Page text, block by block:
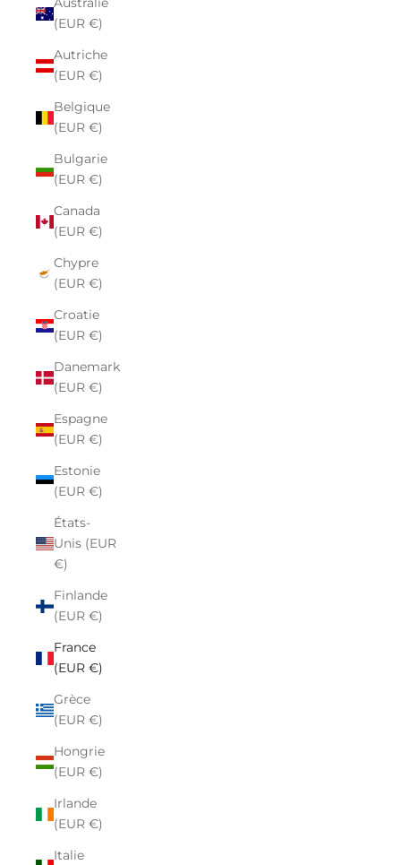
(EUR €)
Autriche
(EUR €)
Belgique
(EUR €)
Bulgarie
(EUR €)
Canada
(EUR €)
Chypre
(EUR €)
Croatie
(EUR €)
Danemark
(EUR €)
Espagne
(EUR €)
Estonie
(EUR €)
États-
Unis (EUR
€)
Finlande
(EUR €)
France
(EUR €)
Grèce
(EUR €)
Hongrie
(EUR €)
Irlande
(EUR €)
Italie